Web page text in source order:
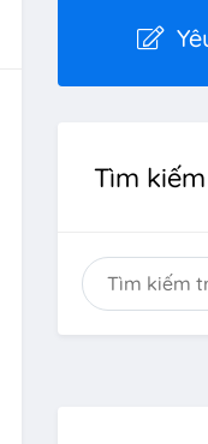
Tìm kiếm